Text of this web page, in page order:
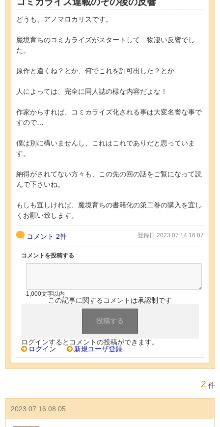
どうも、アノマロカリスです。
魔境育ちのコミカライズがスタートして…物凄い反響でし
た。
原作と違くね？とか、何でこれを許可出した？とか…
人によっては、完全に同人誌の様な内容だよな！
作家からすれば、コミカライズ化される事は大変名誉な事で
すので…
僕は別に構いませんし、これはこれでありだと思っていま
す。
納得がされてない方々も、この先の回の話をご覧になって読
んで下さいね。
もしも宜しければ、魔境育ちの書籍化の第二巻の購入を宜し
くお願い致します。
コメント 2件 登録日 2023.07.14 16:07
コメントを投稿する
1,000文字以内
この記事に関するコメントは承認制です
ログインするとコメントの投稿ができます。
ログイン
新規ユーザ登録
2 件
2023.07.16 08:05